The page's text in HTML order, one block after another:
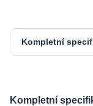
Kompletní
Kompletní